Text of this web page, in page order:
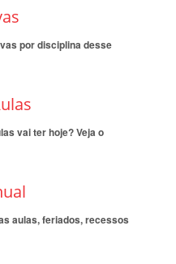
por disciplina desse
vai ter hoje? Veja o
aulas, feriados, recessos